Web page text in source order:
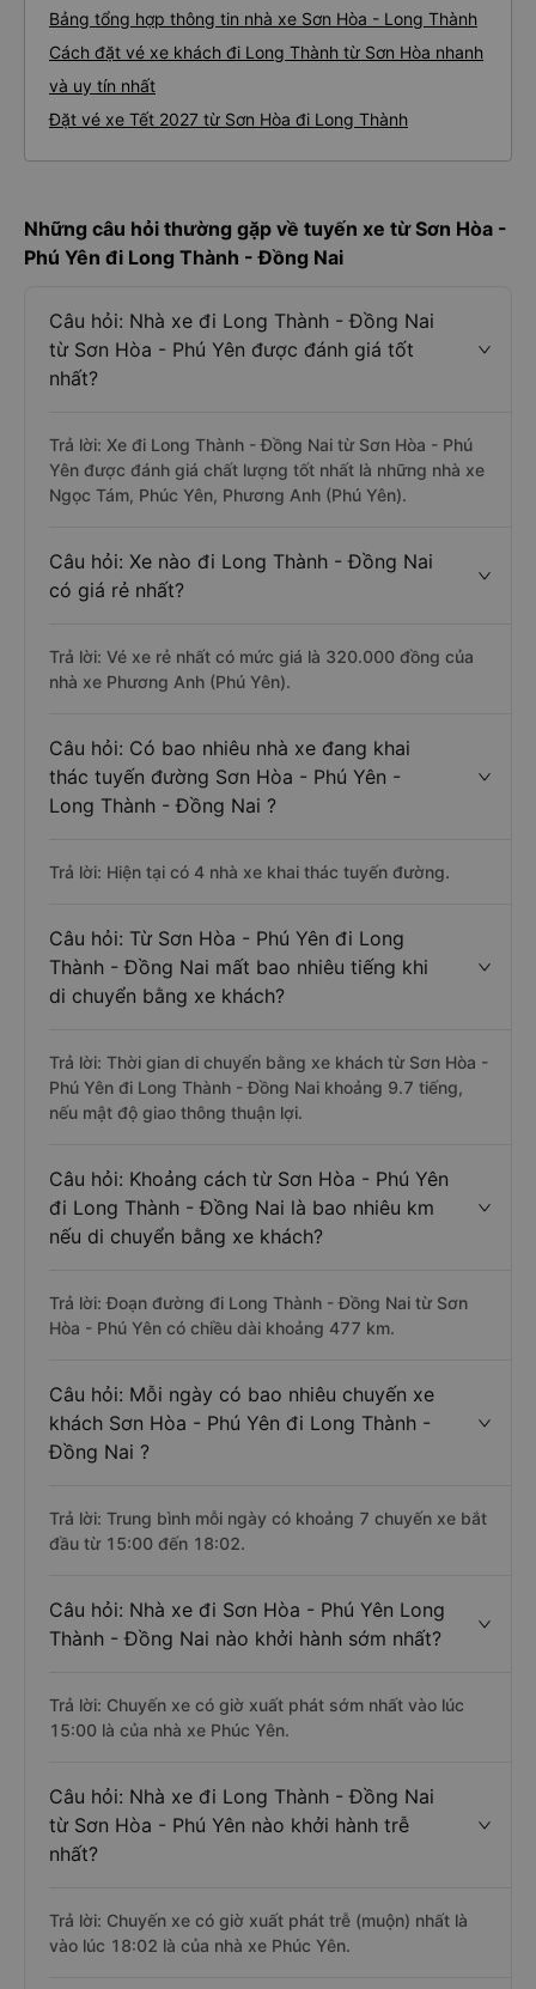
Bảng tổng hợp thông tin nhà xe Sơn Hòa - Long Thành
Cách đặt vé xe khách đi Long Thành từ Sơn Hòa nhanh
và uy tín nhất
Đặt vé xe Tết 2027 từ Sơn Hòa đi Long Thành
Những câu hỏi thường gặp về tuyến xe từ Sơn Hòa -
Phú Yên đi Long Thành - Đồng Nai
Câu hỏi: Nhà xe đi Long Thành - Đồng Nai
từ Sơn Hòa - Phú Yên được đánh giá tốt
nhất?
Trả lời: Xe đi Long Thành - Đồng Nai từ Sơn Hòa - Phú
Yên được đánh giá chất lượng tốt nhất là những nhà xe
Ngọc Tám, Phúc Yên, Phương Anh (Phú Yên).
Câu hỏi: Xe nào đi Long Thành - Đồng Nai
có giá rẻ nhất?
Trả lời: Vé xe rẻ nhất có mức giá là 320.000 đồng của
nhà xe Phương Anh (Phú Yên).
Câu hỏi: Có bao nhiêu nhà xe đang khai
thác tuyến đường Sơn Hòa - Phú Yên -
Long Thành - Đồng Nai ?
Trả lời: Hiện tại có 4 nhà xe khai thác tuyến đường.
Câu hỏi: Từ Sơn Hòa - Phú Yên đi Long
Thành - Đồng Nai mất bao nhiêu tiếng khi
di chuyển bằng xe khách?
Trả lời: Thời gian di chuyển bằng xe khách từ Sơn Hòa -
Phú Yên đi Long Thành - Đồng Nai khoảng 9.7 tiếng,
nếu mật độ giao thông thuận lợi.
Câu hỏi: Khoảng cách từ Sơn Hòa - Phú Yên
đi Long Thành - Đồng Nai là bao nhiêu km
nếu di chuyển bằng xe khách?
Trả lời: Đoạn đường đi Long Thành - Đồng Nai từ Sơn
Hòa - Phú Yên có chiều dài khoảng 477 km.
Câu hỏi: Mỗi ngày có bao nhiêu chuyến xe
khách Sơn Hòa - Phú Yên đi Long Thành -
Đồng Nai ?
Trả lời: Trung bình mỗi ngày có khoảng 7 chuyến xe bắt
đầu từ 15:00 đến 18:02.
Câu hỏi: Nhà xe đi Sơn Hòa - Phú Yên Long
Thành - Đồng Nai nào khởi hành sớm nhất?
Trả lời: Chuyến xe có giờ xuất phát sớm nhất vào lúc
15:00 là của nhà xe Phúc Yên.
Câu hỏi: Nhà xe đi Long Thành - Đồng Nai
từ Sơn Hòa - Phú Yên nào khởi hành trễ
nhất?
Trả lời: Chuyến xe có giờ xuất phát trễ (muộn) nhất là
vào lúc 18:02 là của nhà xe Phúc Yên.